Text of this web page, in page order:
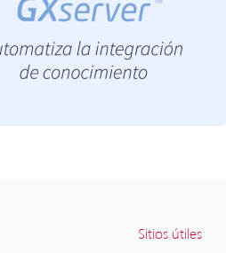
Sitios útiles